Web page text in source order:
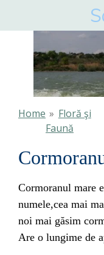
hoofdinhoud
Home » Floră şi
Faună
Cormoranul mare
numele,cea mai
noi mai găsim
Are o lungime de